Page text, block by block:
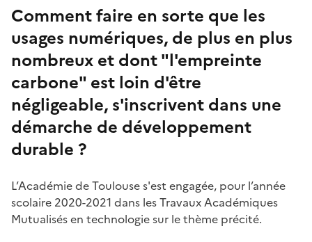
Comment faire en sorte que les
usages numériques, de plus en plus
nombreux et dont "l'empreinte
carbone" est loin d'être
négligeable, s'inscrivent dans une
démarche de développement
durable ?
L’Académie de Toulouse s'est engagée, pour l’année
scolaire 2020-2021 dans les Travaux Académiques
Mutualisés en technologie sur le thème précité.